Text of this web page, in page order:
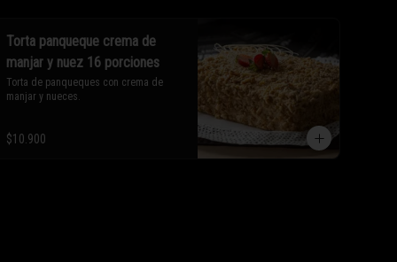
Torta panqueque crema de
manjar y nuez 16 porciones
Torta de panqueques con crema de
manjar y nueces.
$10.900